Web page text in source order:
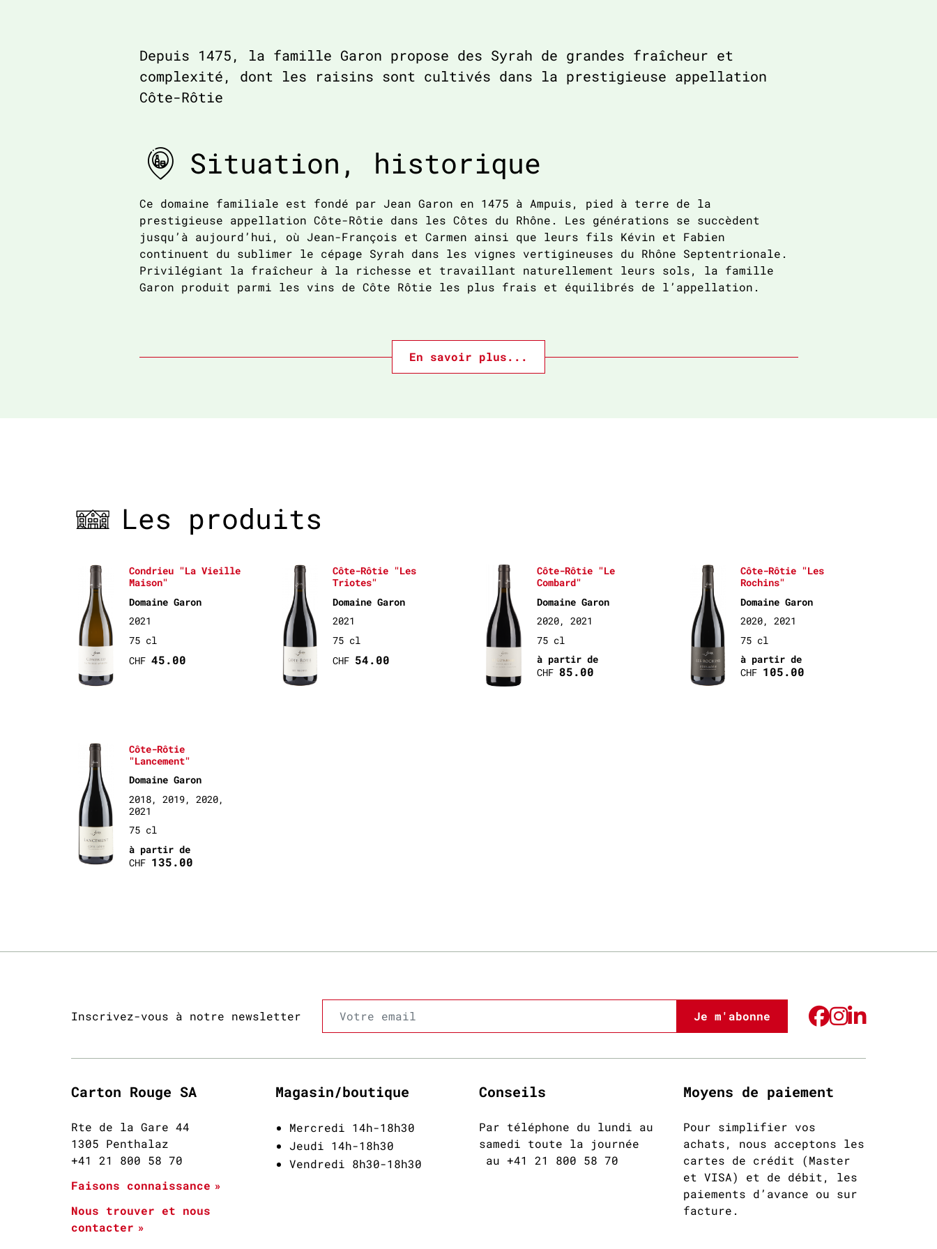
Depuis 1475, la famille Garon propose des Syrah de grandes fraîcheur et
complexité, dont les raisins sont cultivés dans la prestigieuse appellation
Côte-Rôtie
Situation, historique
Ce domaine familiale est fondé par Jean Garon en 1475 à Ampuis, pied à terre de la
prestigieuse appellation Côte-Rôtie dans les Côtes du Rhône. Les générations se succèdent
jusqu’à aujourd’hui, où Jean-François et Carmen ainsi que leurs fils Kévin et Fabien
continuent du sublimer le cépage Syrah dans les vignes vertigineuses du Rhône Septentrionale.
Privilégiant la fraîcheur à la richesse et travaillant naturellement leurs sols, la famille
Garon produit parmi les vins de Côte Rôtie les plus frais et équilibrés de l’appellation.
En savoir plus...
Les produits
Condrieu "La Vieille
Maison"
Domaine Garon
2021
75 cl
CHF 45.00
Côte-Rôtie "Les
Triotes"
Domaine Garon
2021
75 cl
CHF 54.00
Côte-Rôtie "Le
Combard"
Domaine Garon
2020, 2021
75 cl
à partir de
CHF 85.00
Côte-Rôtie "Les
Rochins"
Domaine Garon
2020, 2021
75 cl
à partir de
CHF 105.00
Côte-Rôtie
"Lancement"
Domaine Garon
2018, 2019, 2020,
2021
75 cl
à partir de
CHF 135.00
Inscrivez-vous à notre newsletter Je m'abonne
Carton Rouge SA
Rte de la Gare 44
1305 Penthalaz
+41 21 800 58 70
Faisons connaissance
Nous trouver et nous
contacter
Magasin/boutique
Mercredi 14h-18h30
Jeudi 14h-18h30
Vendredi 8h30-18h30
Conseils
Par téléphone du lundi au
samedi toute la journée
au +41 21 800 58 70
Moyens de paiement
Pour simplifier vos
achats, nous acceptons les
cartes de crédit (Master
et VISA) et de débit, les
paiements d’avance ou sur
facture.